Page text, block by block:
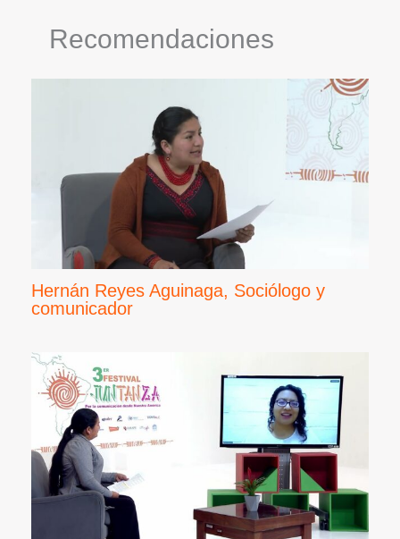
Recomendaciones
Hernán Reyes Aguinaga, Sociólogo y
comunicador